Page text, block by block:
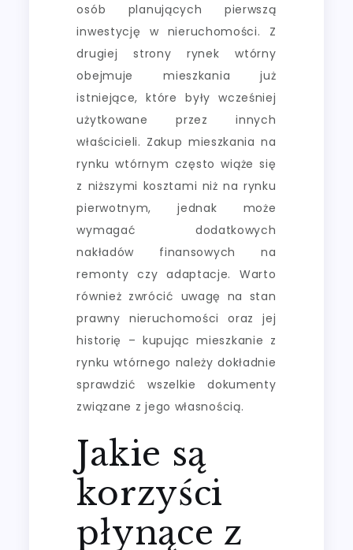
osób planujących pierwszą
inwestycję w nieruchomości. Z
drugiej strony rynek wtórny
obejmuje mieszkania już
istniejące, które były wcześniej
użytkowane przez innych
właścicieli. Zakup mieszkania na
rynku wtórnym często wiąże się
z niższymi kosztami niż na rynku
pierwotnym, jednak może
wymagać dodatkowych
nakładów finansowych na
remonty czy adaptacje. Warto
również zwrócić uwagę na stan
prawny nieruchomości oraz jej
historię – kupując mieszkanie z
rynku wtórnego należy dokładnie
sprawdzić wszelkie dokumenty
związane z jego własnością.
Jakie są
korzyści
płynące z